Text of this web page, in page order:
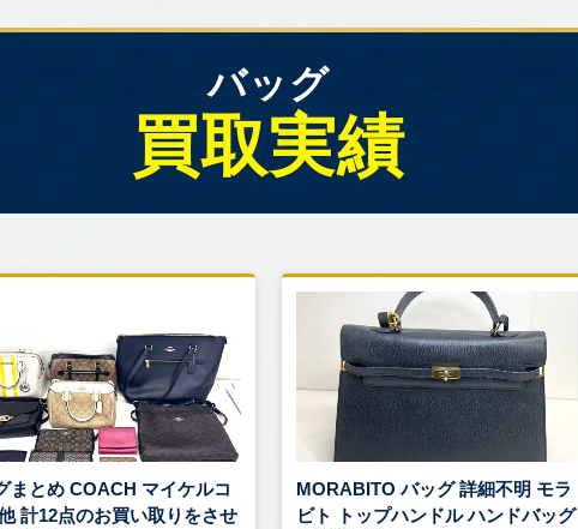
バッグ
買取実績
まとめ COACH マイケルコ
計12点のお買い取りをさせ
MORABITO バッグ 詳細不明 モラ
ビト トップハンドル ハンドバッグ